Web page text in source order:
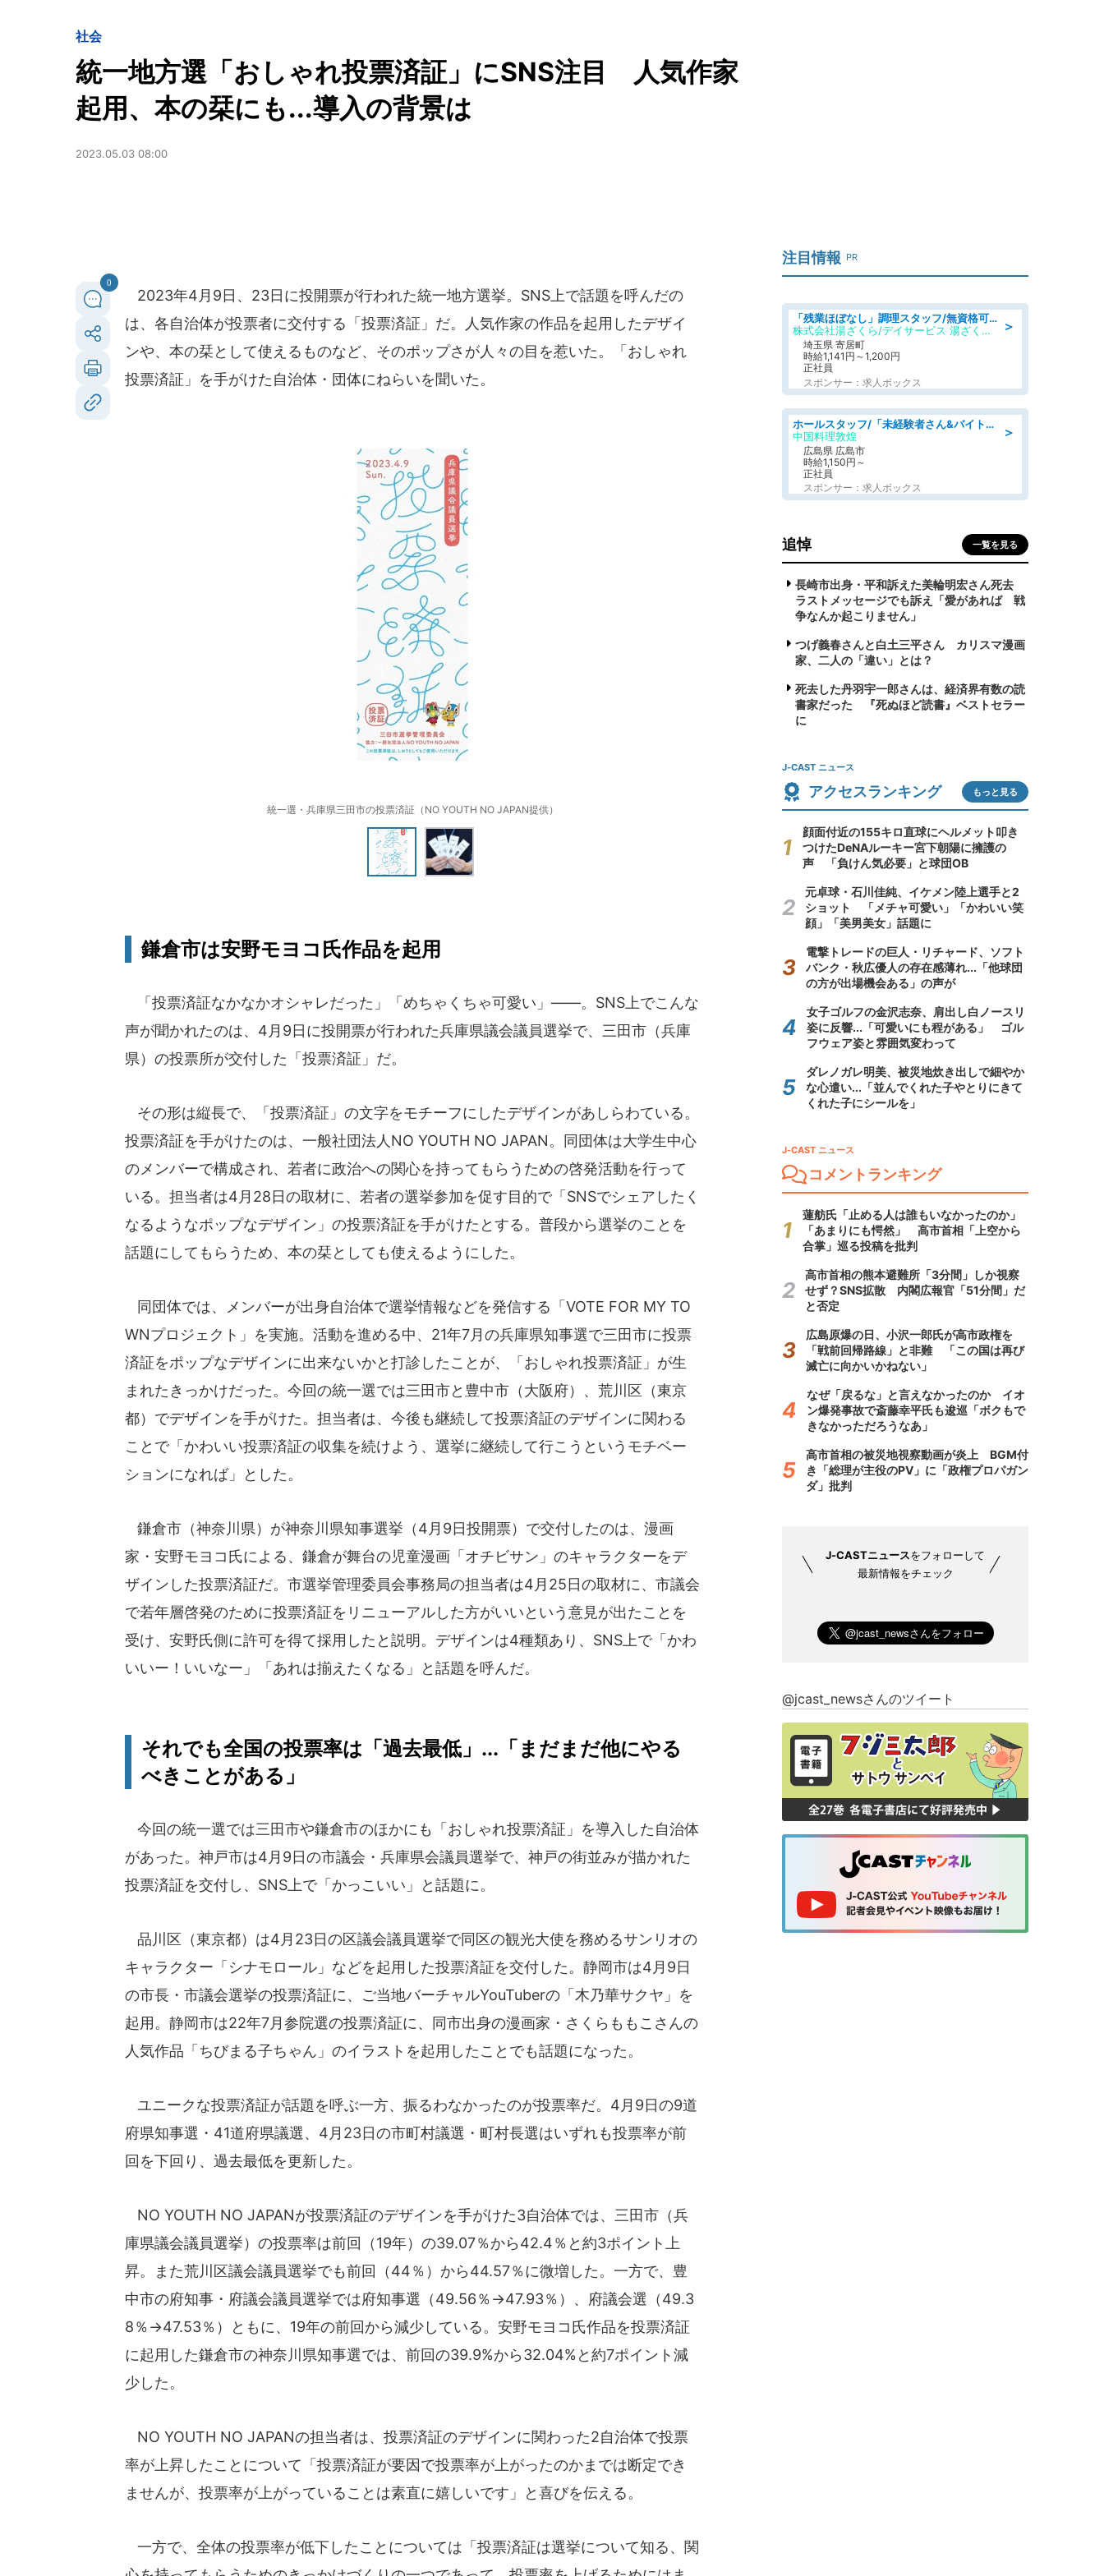
社会
統一地方選「おしゃれ投票済証」にSNS注目 人気作家
起用、本の栞にも...導入の背景は
2023.05.03 08:00
0
2023年4月9日、23日に投開票が行われた統一地方選挙。SNS上で話題を呼んだの
は、各自治体が投票者に交付する「投票済証」だ。人気作家の作品を起用したデザイ
ンや、本の栞として使えるものなど、そのポップさが人々の目を惹いた。「おしゃれ
投票済証」を手がけた自治体・団体にねらいを聞いた。
統一選・兵庫県三田市の投票済証（NO YOUTH NO JAPAN提供）
鎌倉市は安野モヨコ氏作品を起用
「投票済証なかなかオシャレだった」「めちゃくちゃ可愛い」――。SNS上でこんな
声が聞かれたのは、4月9日に投開票が行われた兵庫県議会議員選挙で、三田市（兵庫
県）の投票所が交付した「投票済証」だ。
その形は縦長で、「投票済証」の文字をモチーフにしたデザインがあしらわている。
投票済証を手がけたのは、一般社団法人NO YOUTH NO JAPAN。同団体は大学生中心
のメンバーで構成され、若者に政治への関心を持ってもらうための啓発活動を行って
いる。担当者は4月28日の取材に、若者の選挙参加を促す目的で「SNSでシェアしたく
なるようなポップなデザイン」の投票済証を手がけたとする。普段から選挙のことを
話題にしてもらうため、本の栞としても使えるようにした。
同団体では、メンバーが出身自治体で選挙情報などを発信する「VOTE FOR MY TO
WNプロジェクト」を実施。活動を進める中、21年7月の兵庫県知事選で三田市に投票
済証をポップなデザインに出来ないかと打診したことが、「おしゃれ投票済証」が生
まれたきっかけだった。今回の統一選では三田市と豊中市（大阪府）、荒川区（東京
都）でデザインを手がけた。担当者は、今後も継続して投票済証のデザインに関わる
ことで「かわいい投票済証の収集を続けよう、選挙に継続して行こうというモチベー
ションになれば」とした。
鎌倉市（神奈川県）が神奈川県知事選挙（4月9日投開票）で交付したのは、漫画
家・安野モヨコ氏による、鎌倉が舞台の児童漫画「オチビサン」のキャラクターをデ
ザインした投票済証だ。市選挙管理委員会事務局の担当者は4月25日の取材に、市議会
で若年層啓発のために投票済証をリニューアルした方がいいという意見が出たことを
受け、安野氏側に許可を得て採用したと説明。デザインは4種類あり、SNS上で「かわ
いいー！いいなー」「あれは揃えたくなる」と話題を呼んだ。
それでも全国の投票率は「過去最低」...「まだまだ他にやる
べきことがある」
今回の統一選では三田市や鎌倉市のほかにも「おしゃれ投票済証」を導入した自治体
があった。神戸市は4月9日の市議会・兵庫県会議員選挙で、神戸の街並みが描かれた
投票済証を交付し、SNS上で「かっこいい」と話題に。
品川区（東京都）は4月23日の区議会議員選挙で同区の観光大使を務めるサンリオの
キャラクター「シナモロール」などを起用した投票済証を交付した。静岡市は4月9日
の市長・市議会選挙の投票済証に、ご当地バーチャルYouTuberの「木乃華サクヤ」を
起用。静岡市は22年7月参院選の投票済証に、同市出身の漫画家・さくらももこさんの
人気作品「ちびまる子ちゃん」のイラストを起用したことでも話題になった。
ユニークな投票済証が話題を呼ぶ一方、振るわなかったのが投票率だ。4月9日の9道
府県知事選・41道府県議選、4月23日の市町村議選・町村長選はいずれも投票率が前
回を下回り、過去最低を更新した。
NO YOUTH NO JAPANが投票済証のデザインを手がけた3自治体では、三田市（兵
庫県議会議員選挙）の投票率は前回（19年）の39.07％から42.4％と約3ポイント上
昇。また荒川区議会議員選挙でも前回（44％）から44.57％に微増した。一方で、豊
中市の府知事・府議会議員選挙では府知事選（49.56％→47.93％）、府議会選（49.3
8％→47.53％）ともに、19年の前回から減少している。安野モヨコ氏作品を投票済証
に起用した鎌倉市の神奈川県知事選では、前回の39.9%から32.04%と約7ポイント減
少した。
NO YOUTH NO JAPANの担当者は、投票済証のデザインに関わった2自治体で投票
率が上昇したことについて「投票済証が要因で投票率が上がったのかまでは断定でき
ませんが、投票率が上がっていることは素直に嬉しいです」と喜びを伝える。
一方で、全体の投票率が低下したことについては「投票済証は選挙について知る、関
注目情報 PR
＞
「残業ほぼなし」調理スタッフ/無資格可/正職員/日勤のみ/デイサービス/社会保障完備
株式会社湯ざくら/デイサービス 湯ざくらケアリゾート
埼玉県 寄居町
時給1,141円～1,200円
正社員
スポンサー：求人ボックス
＞
ホールスタッフ/「未経験者さん&バイトデビューも大歓迎」残業ほぼなし×1日3時間〜勤務OK!フォロー体制も充実/広島県/広島市南区
中国料理敦煌
広島県 広島市
時給1,150円～
正社員
スポンサー：求人ボックス
追悼 一覧を見る
長崎市出身・平和訴えた美輪明宏さん死去
ラストメッセージでも訴え「愛があれば 戦
争なんか起こりません」
つげ義春さんと白土三平さん カリスマ漫画
家、二人の「違い」とは？
死去した丹羽宇一郎さんは、経済界有数の読
書家だった 『死ぬほど読書』ベストセラー
に
J-CAST ニュース
アクセスランキング もっと見る
顔面付近の155キロ直球にヘルメット叩き
つけたDeNAルーキー宮下朝陽に擁護の
声 「負けん気必要」と球団OB
元卓球・石川佳純、イケメン陸上選手と2
ショット 「メチャ可愛い」「かわいい笑
顔」「美男美女」話題に
電撃トレードの巨人・リチャード、ソフト
バンク・秋広優人の存在感薄れ...「他球団
の方が出場機会ある」の声が
女子ゴルフの金沢志奈、肩出し白ノースリ
姿に反響...「可愛いにも程がある」 ゴル
フウェア姿と雰囲気変わって
ダレノガレ明美、被災地炊き出しで細やか
な心遣い...「並んでくれた子やとりにきて
くれた子にシールを」
J-CAST ニュース
コメントランキング
蓮舫氏「止める人は誰もいなかったのか」
「あまりにも愕然」 高市首相「上空から
合掌」巡る投稿を批判
高市首相の熊本避難所「3分間」しか視察
せず？SNS拡散 内閣広報官「51分間」だ
と否定
広島原爆の日、小沢一郎氏が高市政権を
「戦前回帰路線」と非難 「この国は再び
滅亡に向かいかねない」
なぜ「戻るな」と言えなかったのか イオ
ン爆発事故で斎藤幸平氏も逡巡「ボクもで
きなかっただろうなあ」
高市首相の被災地視察動画が炎上 BGM付
き「総理が主役のPV」に「政権プロパガン
ダ」批判
J-CASTニュースをフォローして
最新情報をチェック
@jcast_newsさんのツイート